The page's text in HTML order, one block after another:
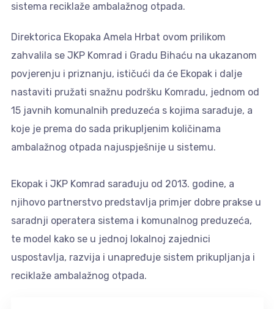
sistema reciklaže ambalažnog otpada.
Direktorica Ekopaka Amela Hrbat ovom prilikom
zahvalila se JKP Komrad i Gradu Bihaću na ukazanom
povjerenju i priznanju, ističući da će Ekopak i dalje
nastaviti pružati snažnu podršku Komradu, jednom od
15 javnih komunalnih preduzeća s kojima sarađuje, a
koje je prema do sada prikupljenim količinama
ambalažnog otpada najuspješnije u sistemu.
Ekopak i JKP Komrad sarađuju od 2013. godine, a
njihovo partnerstvo predstavlja primjer dobre prakse u
saradnji operatera sistema i komunalnog preduzeća,
te model kako se u jednoj lokalnoj zajednici
uspostavlja, razvija i unapređuje sistem prikupljanja i
reciklaže ambalažnog otpada.